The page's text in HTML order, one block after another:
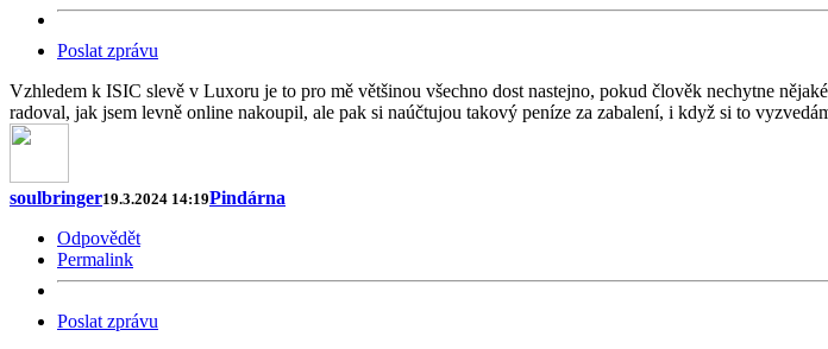
Poslat zprávu
Vzhledem k ISIC slevě v Luxoru je to pro mě většinou všechno dost nastejno, pokud člověk nechytne
radoval, jak jsem levně online nakoupil, ale pak si naúčtujou takový peníze za zabalení, i když si to
soulbringer19.3.2024 14:19Pindárna
Odpovědět
Permalink
Poslat zprávu